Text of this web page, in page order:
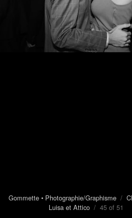
Gommette • Photographie/Graphisme /
Luisa et Attico / 45 of